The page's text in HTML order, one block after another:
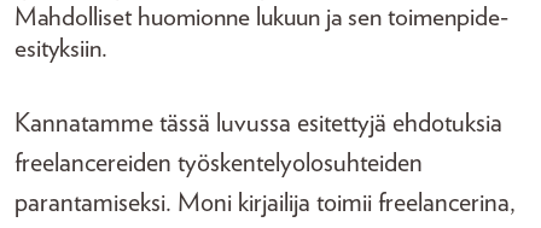
Mahdolliset huomionne lukuun ja sen toimenpide-
esityksiin.
Kannatamme tässä luvussa esitettyjä ehdotuksia
freelancereiden työskentelyolosuhteiden
parantamiseksi. Moni kirjailija toimii freelancerina,